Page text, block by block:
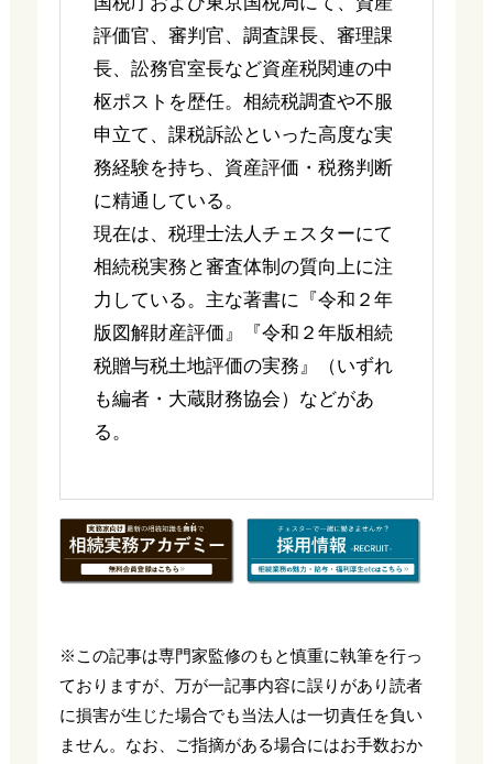
評価官、審判官、調査課長、審理課
長、訟務官室長など資産税関連の中
枢ポストを歴任。相続税調査や不服
申立て、課税訴訟といった高度な実
務経験を持ち、資産評価・税務判断
に精通している。
現在は、税理士法人チェスターにて
相続税実務と審査体制の質向上に注
力している。主な著書に『令和２年
版図解財産評価』『令和２年版相続
税贈与税土地評価の実務』（いずれ
も編者・大蔵財務協会）などがあ
る。
※この記事は専門家監修のもと慎重に執筆を行っ
ておりますが、万が一記事内容に誤りがあり読者
に損害が生じた場合でも当法人は一切責任を負い
ません。なお、ご指摘がある場合にはお手数おか